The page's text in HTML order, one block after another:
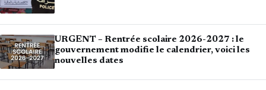
URGENT – Rentrée scolaire 2026-2027 : le
gouvernement modifie le calendrier, voici les
nouvelles dates